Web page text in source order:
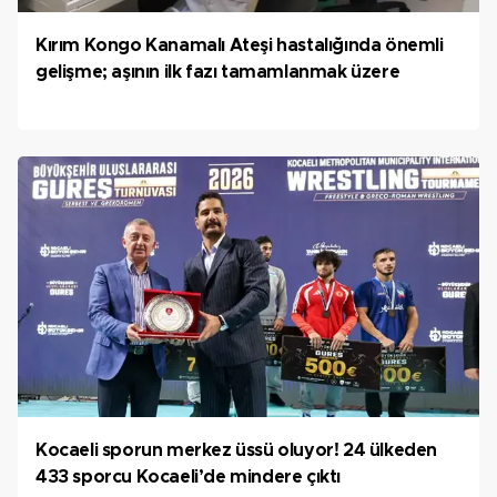
Kırım Kongo Kanamalı Ateşi hastalığında önemli
gelişme; aşının ilk fazı tamamlanmak üzere
Kocaeli sporun merkez üssü oluyor! 24 ülkeden
433 sporcu Kocaeli’de mindere çıktı